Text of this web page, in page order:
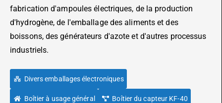
fabrication d'ampoules électriques, de la production
d'hydrogène, de l'emballage des aliments et des
boissons, des générateurs d'azote et d'autres processus
industriels.
Divers emballages électroniques
Boîtier à usage général Boîtier du capteur KF-40